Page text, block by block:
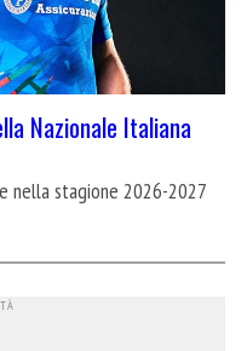
Nazionale Italiana
nella stagione 2026-2027